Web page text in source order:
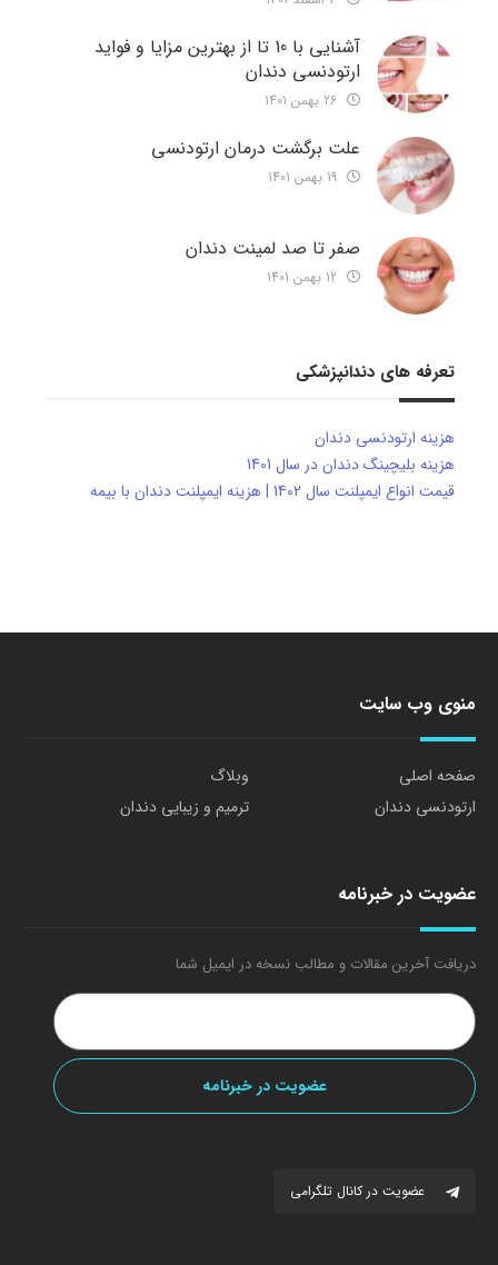
آشنایی با 10 تا از بهترین مزایا و فواید
ارتودنسی دندان
علت برگشت درمان ارتودنسی
صفر تا صد لمینت دندان
تعرفه های دندانپزشکی
هزینه ارتودنسی دندان
هزینه بلیچینگ دندان در سال 1401
قیمت انواع ایمپلنت سال 1402 | هزینه ایمپلنت دندان با بیمه
منوی وب سایت
صفحه اصلی
وبلاگ
ارتودنسی دندان
ترمیم و زیبایی دندان
عضویت در خبرنامه
دریافت آخرین مقالات و مطالب نسخه در ایمیل شما
عضویت در کانال تلگرامی